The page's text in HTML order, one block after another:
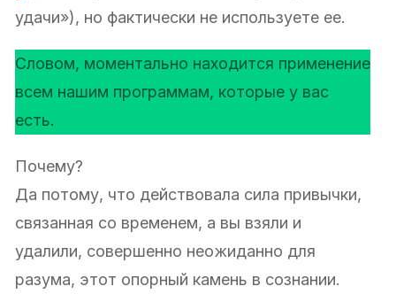
удачи»), но фактически не используете ее.
Словом, моментально находится применение
всем нашим программам, которые у вас
есть.
Почему?
Да потому, что действовала сила привычки,
связанная со временем, а вы взяли и
удалили, совершенно неожиданно для
разума, этот опорный камень в сознании.